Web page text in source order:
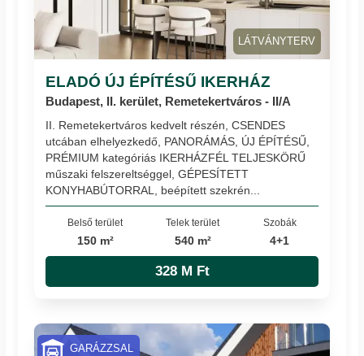
LÁTVÁNYTERV
ELADÓ ÚJ ÉPÍTÉSŰ IKERHÁZ
Budapest, II. kerület, Remetekertváros - II/A
II. Remetekertváros kedvelt részén, CSENDES
utcában elhelyezkedő, PANORÁMÁS, ÚJ ÉPÍTÉSŰ,
PRÉMIUM kategóriás IKERHÁZFÉL TELJESKÖRŰ
műszaki felszereltséggel, GÉPESÍTETT
KONYHABÚTORRAL, beépített szekrén...
Belső terület
150 m²
Telek terület
540 m²
Szobák
4+1
328 M Ft
GARÁZZSAL